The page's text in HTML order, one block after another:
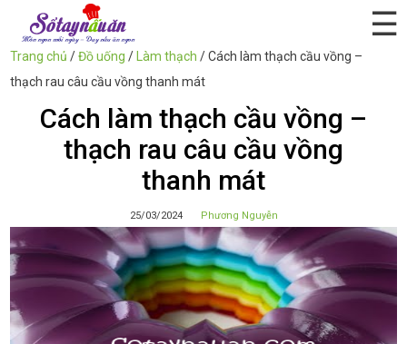
☰
Trang chủ /Đồ uống / Làm thạch /Cách làm thạch cầu vồng –
thạch rau câu cầu vồng thanh mát
Cách làm thạch cầu vồng –
thạch rau câu cầu vồng
thanh mát
25/03/2024 Phương Nguyễn